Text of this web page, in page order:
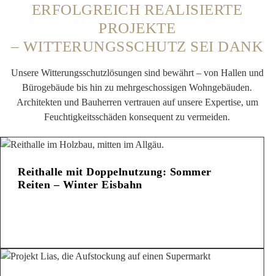
ERFOLGREICH REALISIERTE
PROJEKTE
– WITTERUNGSSCHUTZ SEI DANK
Unsere Witterungsschutzlösungen sind bewährt – von Hallen und
Bürogebäude bis hin zu mehrgeschossigen Wohngebäuden.
Architekten und Bauherren vertrauen auf unsere Expertise, um
Feuchtigkeitsschäden konsequent zu vermeiden.
Reithalle mit Doppelnutzung: Sommer
Reiten – Winter Eisbahn